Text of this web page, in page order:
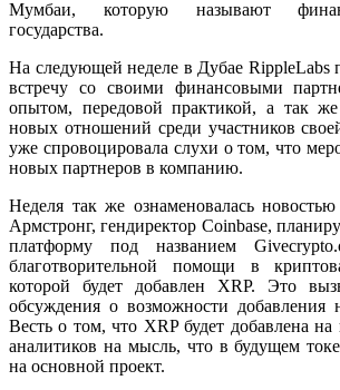
Мумбаи, которую называют
государства.
На следующей неделе в Дубае RippleLabs
встречу со своими финансовыми
опытом, передовой практикой, а так
новых отношений среди участников
уже спровоцировала слухи о том, что
новых партнеров в компанию.
Неделя так же ознаменовалась
Армстронг, гендиректор Coinbase,
платформу под названием
благотворительной помощи в
которой будет добавлен XRP. Это
обсуждения о возможности
Весть о том, что XRP будет добавлена
аналитиков на мысль, что в будущем
на основной проект.